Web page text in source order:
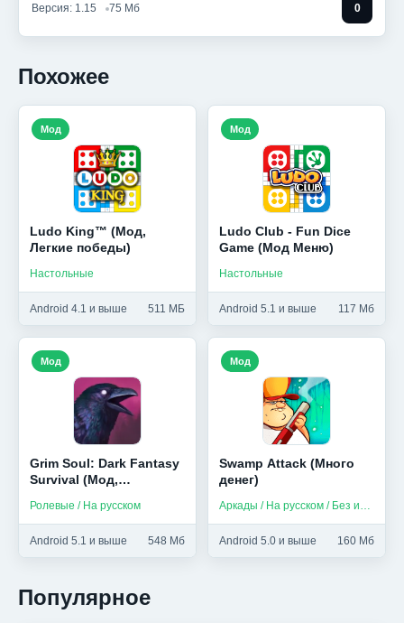
Версия: 1.15 75 Мб 0
Похожее
Ludo King™ (Мод,
Легкие победы)
Настольные
Android 4.1 и выше 511 МБ
Мод
Ludo Club - Fun Dice
Game (Мод Меню)
Настольные
Android 5.1 и выше 117 Мб
Мод
Grim Soul: Dark Fantasy
Survival (Мод,
Ролевые / На русском
Android 5.1 и выше 548 Мб
Мод
Swamp Attack (Много
денег)
Аркады / На русском / Без интернета
Android 5.0 и выше 160 Мб
Мод
Популярное